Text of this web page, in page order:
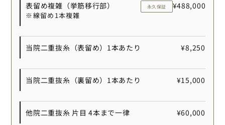
表留め複雑（挙筋移行部）
※線留め1本複雑
永久保証 ¥488,000
当院二重抜糸（表留め）1本あたり ¥8,250
当院二重抜糸（裏留め）1本あたり ¥15,000
他院二重抜糸 片目 4本まで一律 ¥60,000